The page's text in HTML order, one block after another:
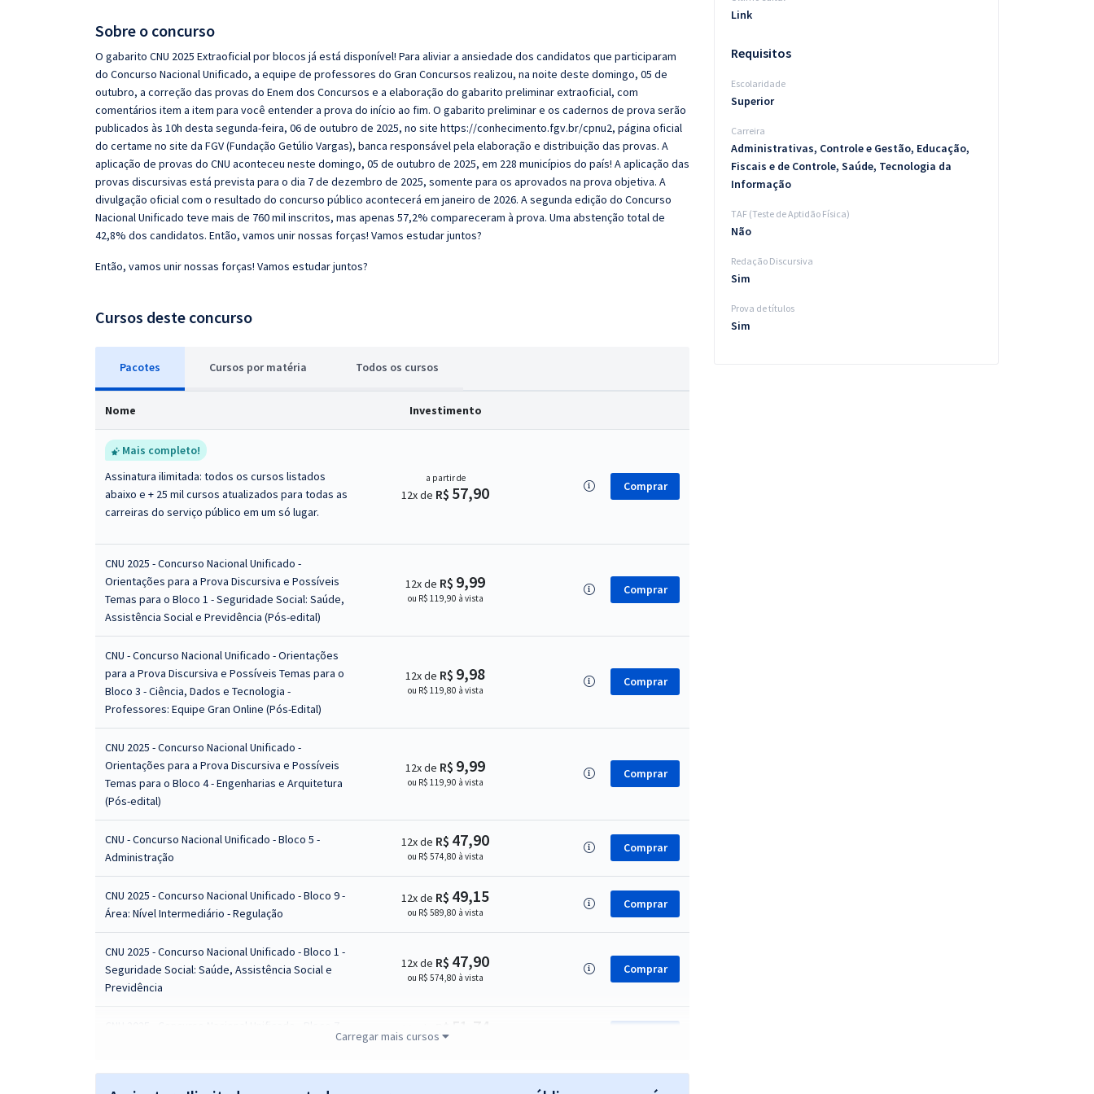
Questões grátis
Conteúdo gratuito
Sobre o concurso
O gabarito CNU 2025 Extraoficial por blocos já está disponível! Para aliviar a ansiedade dos candidatos que participaram
do Concurso Nacional Unificado, a equipe de professores do Gran Concursos realizou, na noite deste domingo, 05 de
outubro, a correção das provas do Enem dos Concursos e a elaboração do gabarito preliminar extraoficial, com
comentários item a item para você entender a prova do início ao fim. O gabarito preliminar e os cadernos de prova serão
publicados às 10h desta segunda-feira, 06 de outubro de 2025, no site https://conhecimento.fgv.br/cpnu2, página oficial
do certame no site da FGV (Fundação Getúlio Vargas), banca responsável pela elaboração e distribuição das provas. A
aplicação de provas do CNU aconteceu neste domingo, 05 de outubro de 2025, em 228 municípios do país! A aplicação das
provas discursivas está prevista para o dia 7 de dezembro de 2025, somente para os aprovados na prova objetiva. A
divulgação oficial com o resultado do concurso público acontecerá em janeiro de 2026. A segunda edição do Concurso
Nacional Unificado teve mais de 760 mil inscritos, mas apenas 57,2% compareceram à prova. Uma abstenção total de
42,8% dos candidatos. Então, vamos unir nossas forças! Vamos estudar juntos?
Então, vamos unir nossas forças! Vamos estudar juntos?
Cursos deste concurso
Pacotes Cursos por matéria Todos os cursos
Nome Investimento
Mais completo!
Assinatura ilimitada: todos os cursos listados
abaixo e + 25 mil cursos atualizados para todas as
carreiras do serviço público em um só lugar.
a partir de
12x de R$ 57,90 Comprar
CNU 2025 - Concurso Nacional Unificado -
Orientações para a Prova Discursiva e Possíveis
Temas para o Bloco 1 - Seguridade Social: Saúde,
Assistência Social e Previdência (Pós-edital)
12x de R$ 9,99
ou R$ 119,90 à vista
Comprar
CNU - Concurso Nacional Unificado - Orientações
para a Prova Discursiva e Possíveis Temas para o
Bloco 3 - Ciência, Dados e Tecnologia -
Professores: Equipe Gran Online (Pós-Edital)
12x de R$ 9,98
ou R$ 119,80 à vista
Comprar
CNU 2025 - Concurso Nacional Unificado -
Orientações para a Prova Discursiva e Possíveis
Temas para o Bloco 4 - Engenharias e Arquitetura
(Pós-edital)
12x de R$ 9,99
ou R$ 119,90 à vista
Comprar
CNU - Concurso Nacional Unificado - Bloco 5 -
Administração
12x de R$ 47,90
ou R$ 574,80 à vista
Comprar
CNU 2025 - Concurso Nacional Unificado - Bloco 9 -
Área: Nível Intermediário - Regulação
12x de R$ 49,15
ou R$ 589,80 à vista
Comprar
CNU 2025 - Concurso Nacional Unificado - Bloco 1 -
Seguridade Social: Saúde, Assistência Social e
Previdência
12x de R$ 47,90
ou R$ 574,80 à vista
Comprar
CNU 2025 - Concurso Nacional Unificado - Bloco 7 -
ou R$ 620,88 à vista
Comprar
Carregar mais cursos
Link
Requisitos
Escolaridade
Superior
Carreira
Administrativas, Controle e Gestão, Educação,
Fiscais e de Controle, Saúde, Tecnologia da
Informação
TAF (Teste de Aptidão Física)
Não
Redação Discursiva
Sim
Prova de títulos
Sim